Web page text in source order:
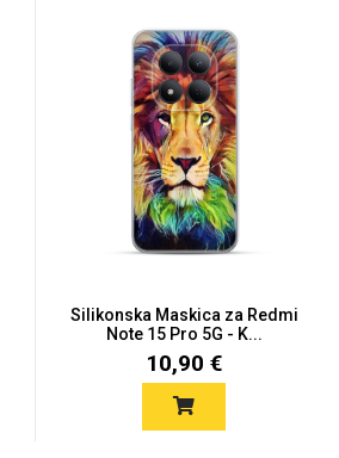
Silikonska Maskica za Redmi
Note 15 Pro 5G - K...
10,90 €